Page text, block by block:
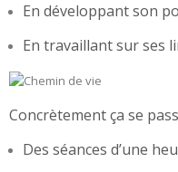
En développant son
En travaillant sur ses
Concrètement ça se
Des séances d’une